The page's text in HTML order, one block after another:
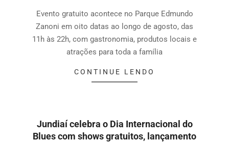
Evento gratuito acontece no Parque Edmundo
Zanoni em oito datas ao longo de agosto, das
11h às 22h, com gastronomia, produtos locais e
atrações para toda a família
CONTINUE LENDO
Jundiaí celebra o Dia Internacional do
Blues com shows gratuitos, lançamento